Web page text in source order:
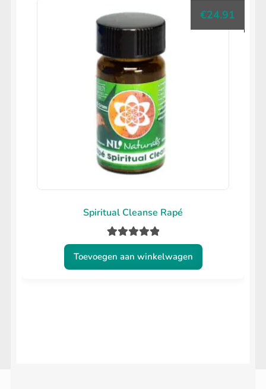
Spiritual Cleanse Rapé
Gewaardeerd
5.00uit 5
€24.91
Toevoegen aan winkelwagen